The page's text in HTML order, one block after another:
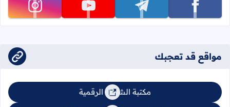
تابعنا على facebook تابعنا على telegram تابعنا على youtube تابعنا على instagram
مواقع قد تعجبك
مكتبة الشامل الرقمية